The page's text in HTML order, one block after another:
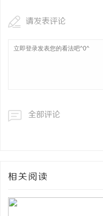
请发表评论
全部评论
相关阅读